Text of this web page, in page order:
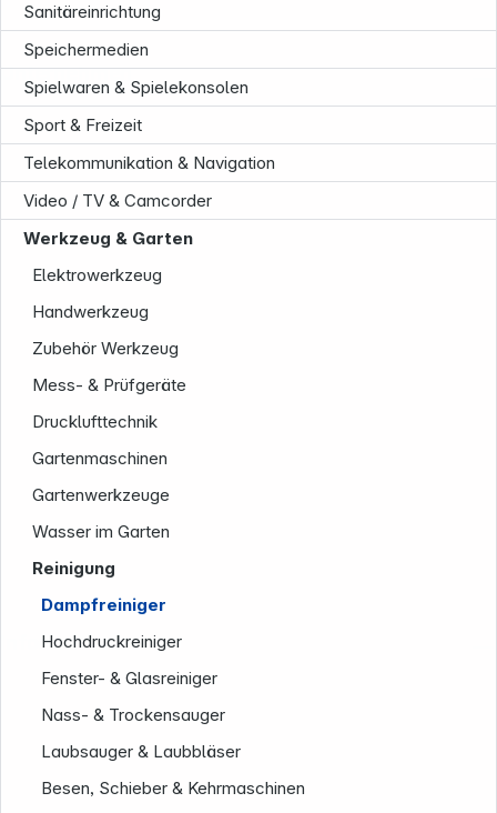
Sanitäreinrichtung
Speichermedien
Spielwaren & Spielekonsolen
Sport & Freizeit
Telekommunikation & Navigation
Video / TV & Camcorder
Werkzeug & Garten
Elektrowerkzeug
Handwerkzeug
Zubehör Werkzeug
Mess- & Prüfgeräte
Drucklufttechnik
Gartenmaschinen
Gartenwerkzeuge
Wasser im Garten
Reinigung
Dampfreiniger
Hochdruckreiniger
Fenster- & Glasreiniger
Nass- & Trockensauger
Laubsauger & Laubbläser
Besen, Schieber & Kehrmaschinen
Unternehmen
Informationen